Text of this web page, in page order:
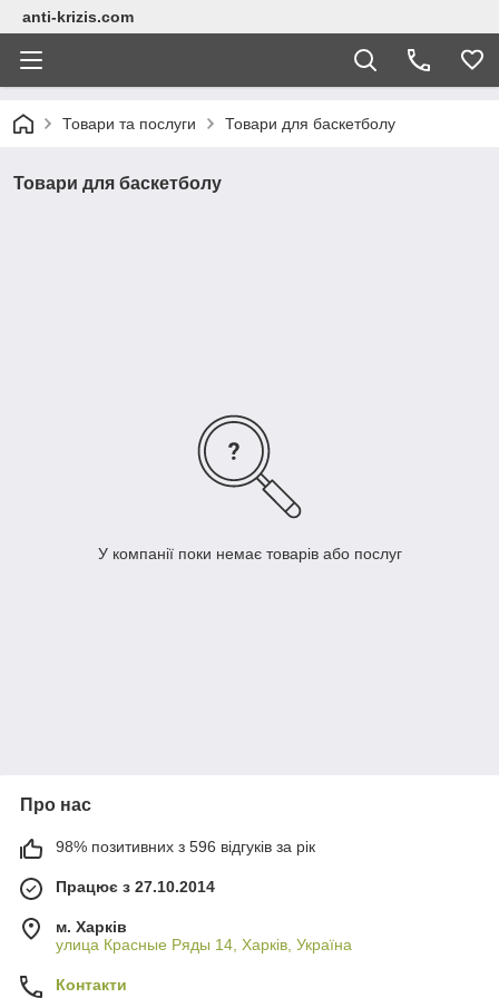
anti-krizis.com
Товари та послуги Товари для баскетболу
Товари для баскетболу
У компанії поки немає товарів або послуг
Про нас
98% позитивних з 596 відгуків за рік
Працює з 27.10.2014
м. Харків
улица Красные Ряды 14, Харків, Україна
Контакти